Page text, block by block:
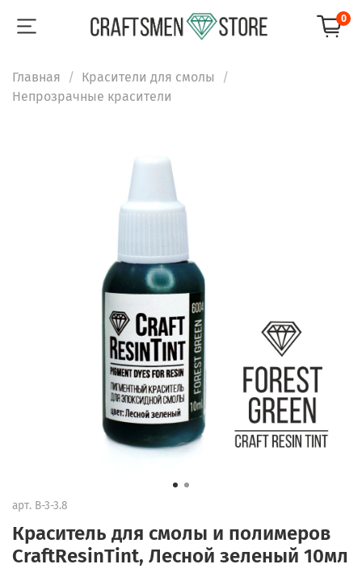
0
Главная
Красители для смолы
Непрозрачные красители
арт. B-3-3.8
Краситель для смолы и полимеров
CraftResinTint, Лесной зеленый 10мл